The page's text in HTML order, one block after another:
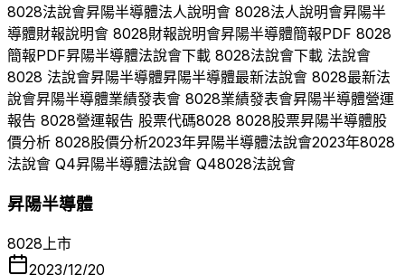
8028法說會昇陽半導體法人說明會 8028法人說明會昇陽半
導體財報說明會 8028財報說明會昇陽半導體簡報PDF 8028
簡報PDF昇陽半導體法說會下載 8028法說會下載 法說會
8028 法說會昇陽半導體昇陽半導體最新法說會 8028最新法
說會昇陽半導體業績發表會 8028業績發表會昇陽半導體營運
報告 8028營運報告 股票代碼8028 8028股票昇陽半導體股
價分析 8028股價分析2023年昇陽半導體法說會2023年8028
法說會 Q4昇陽半導體法說會 Q48028法說會
昇陽半導體
8028 上市
2023/12/20